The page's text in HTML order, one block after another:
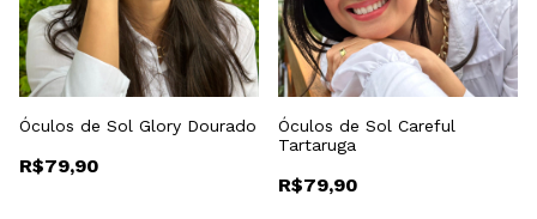
Óculos de Sol Glory Dourado
R$79,90
Óculos de Sol Careful
Tartaruga
R$79,90